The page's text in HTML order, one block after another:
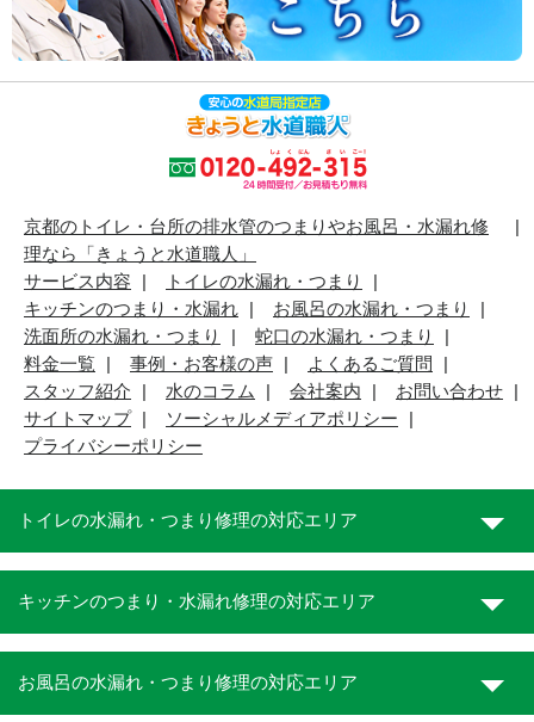
京都のトイレ・台所の排水管のつまりやお風呂・水漏れ修
理なら「きょうと水道職人」
サービス内容
トイレの水漏れ・つまり
キッチンのつまり・水漏れ
お風呂の水漏れ・つまり
洗面所の水漏れ・つまり
蛇口の水漏れ・つまり
料金一覧
事例・お客様の声
よくあるご質問
スタッフ紹介
水のコラム 会社案内
お問い合わせ
サイトマップ
ソーシャルメディアポリシー
プライバシーポリシー
トイレの水漏れ・つまり修理の対応エリア
キッチンのつまり・水漏れ修理の対応エリア
お風呂の水漏れ・つまり修理の対応エリア